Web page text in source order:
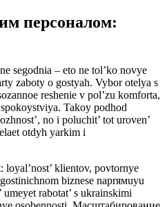
персоналом:
segodnia – eto ne tol’ko novye
zaboty o gostyah. Vybor otelya s
reshenie v pol’zu komforta,
Takoy podhod
no i poluchit’ tot uroven’
otdyh yarkim i
klientov, povtornye
biznese naprямuyu
rabotat’ s ukrainskimi